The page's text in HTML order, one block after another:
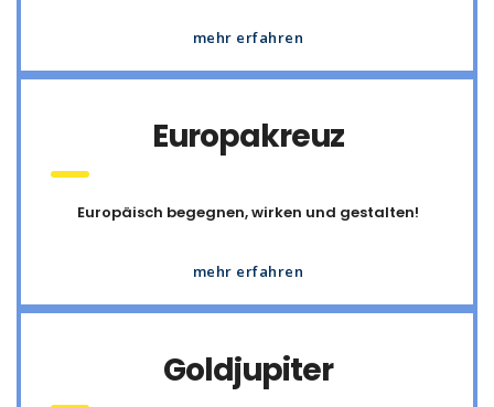
mehr erfahren
Europakreuz
Europäisch begegnen, wirken und gestalten!
mehr erfahren
Goldjupiter